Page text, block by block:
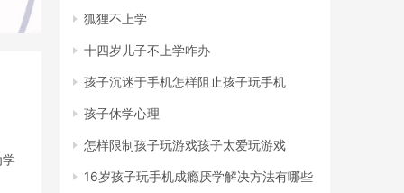
学
狐狸不上学
十四岁儿子不上学咋办
孩子沉迷于手机怎样阻止孩子玩手机
孩子休学心理
怎样限制孩子玩游戏孩子太爱玩游戏
16岁孩子玩手机成瘾厌学解决方法有哪些